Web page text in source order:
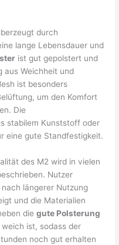
durch
lange Lebensdauer und
ist gut gepolstert und
aus Weichheit und
ist besonders
um den Komfort
Die
stabilem Kunststoff oder
eine gute Standfestigkeit.
des M2 wird in vielen
Nutzer
längerer Nutzung
und die Materialien
diegute Polsterung
ist, sodass der
noch gut erhalten